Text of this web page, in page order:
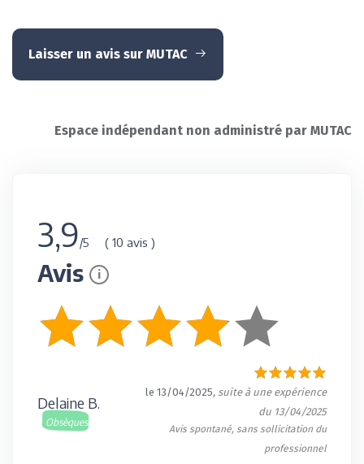
Laisser un avis sur MUTAC
Espace indépendant non administré par MUTAC
3,9/5 ( 10 avis )
Avis i
Delaine B.
Obsèques
le 13/04/2025, suite à une expérience
du 13/04/2025
Avis spontané, sans sollicitation du
professionnel